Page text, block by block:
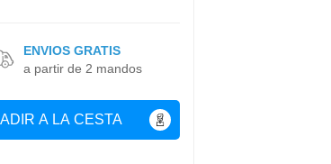
A LA CESTA
ENVIOS GRATIS
a partir de 2 mandos